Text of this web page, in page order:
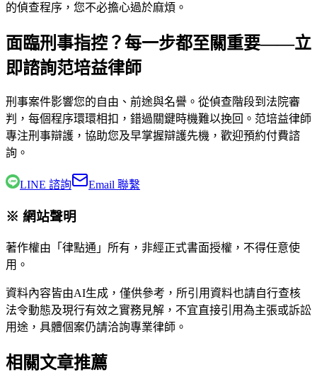
的偵查程序，您不必擔心過於麻煩。
面臨刑事指控？每一步都至關重要——立
即諮詢范培益律師
刑事案件影響您的自由、前途與名譽。從偵查階段到法院審
判，每個程序環環相扣，錯過關鍵時機難以挽回。 范培益律師
專注刑事辯護，協助您及早掌握辯護先機，歡迎預約付費諮
詢。
LINE 諮詢 Email 聯繫
※ 網站聲明
著作權由「律點通」所有，非經正式書面授權，不得任意使
用。
資料內容皆由AI生成，僅供參考，所引用資料也請自行查核
法令動態及現行有效之實務見解，不宜直接引用為主張或訴訟
用途，具體個案仍請洽詢專業律師。
相關文章推薦